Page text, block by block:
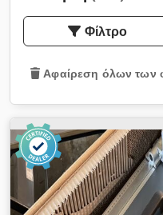
Φίλτρο
Αφαίρεση όλων των